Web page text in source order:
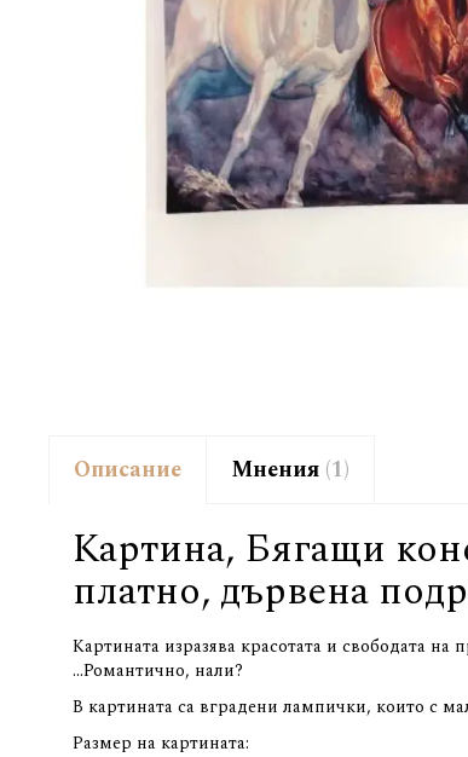
Описание
Картина, Бягащи
платно, дървена
Картината изразява красотата и свободата
...Романтично, нали?
В картината са вградени лампички, които с
Размер на картината:
Мнения 1